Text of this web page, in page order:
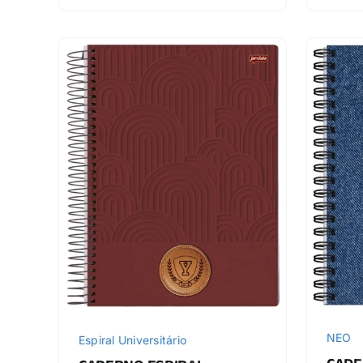
Espiral Universitário NEO